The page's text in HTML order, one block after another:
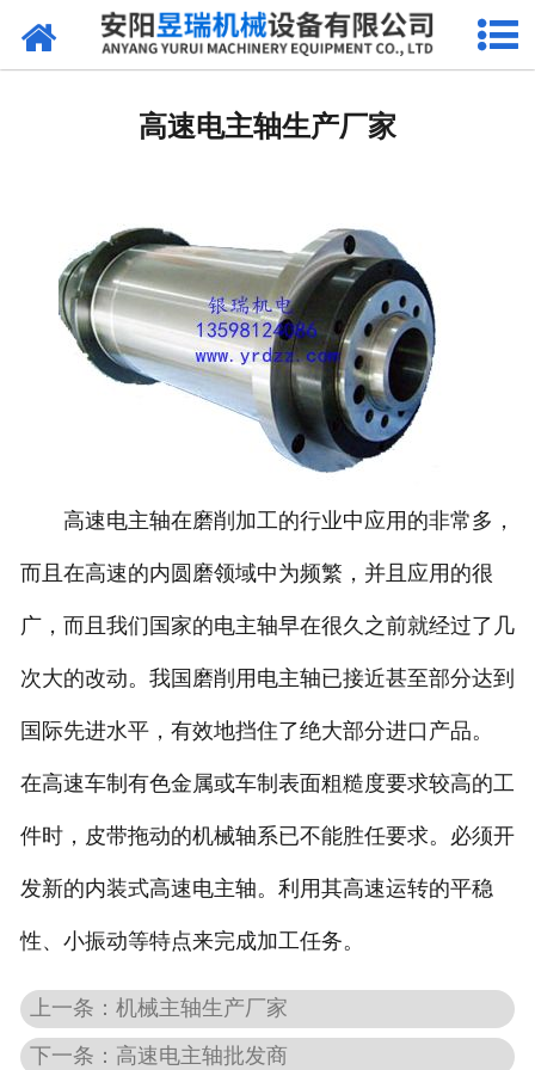
网站首页
公司概况
联系我们
高速电主轴生产厂家
高速电主轴在磨削加工的行业中应用的非常多，
而且在高速的内圆磨领域中为频繁，并且应用的很
广，而且我们国家的电主轴早在很久之前就经过了几
次大的改动。我国磨削用电主轴已接近甚至部分达到
国际先进水平，有效地挡住了绝大部分进口产品。
在高速车制有色金属或车制表面粗糙度要求较高的工
件时，皮带拖动的机械轴系已不能胜任要求。必须开
发新的内装式高速电主轴。利用其高速运转的平稳
性、小振动等特点来完成加工任务。
上一条：机械主轴生产厂家
下一条：高速电主轴批发商